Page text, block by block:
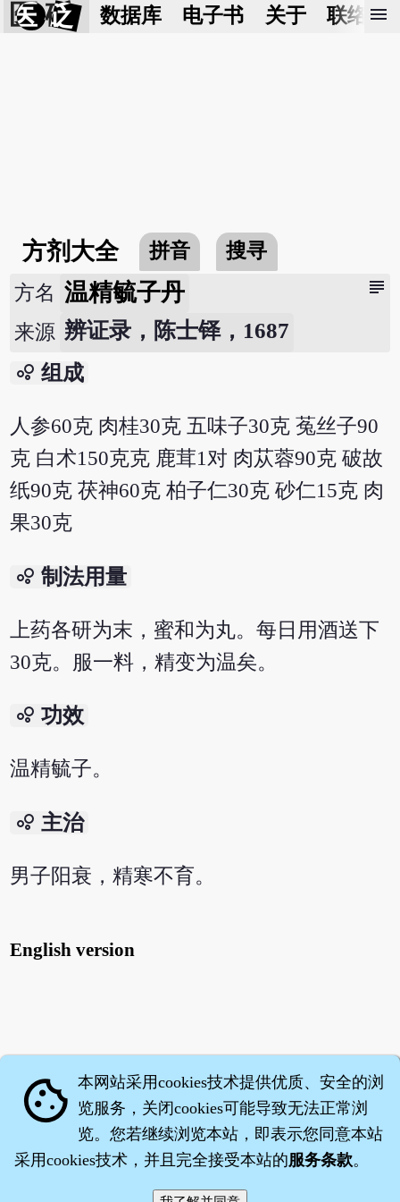
医 砭 数据库 电子书 关于 联络我
menu
方剂大全 拼音 搜寻
subject
方名 温精毓子丹
来源 辨证录，陈士铎，1687
bubble_chart 组成
人参60克 肉桂30克 五味子30克 菟丝子90
克 白术150克克 鹿茸1对 肉苁蓉90克 破故
纸90克 茯神60克 柏子仁30克 砂仁15克 肉
果30克
bubble_chart 制法用量
上药各研为末，蜜和为丸。每日用酒送下
30克。服一料，精变为温矣。
bubble_chart 功效
温精毓子。
bubble_chart 主治
男子阳衰，精寒不育。
English version
cookie 本网站采用cookies技术提供优质、安全的浏
览服务，关闭cookies可能导致无法正常浏
览。您若继续浏览本站，即表示您同意本站
采用cookies技术，并且完全接受本站的服务条款。